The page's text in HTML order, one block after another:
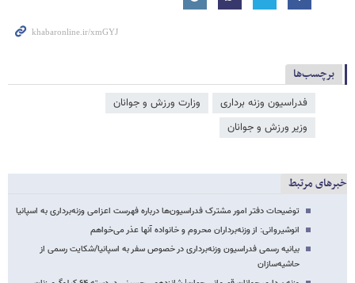
برچسب‌ها
فدراسیون وزنه برداری
وزارت ورزش و جوانان
وزیر ورزش و جوانان
خبرهای مرتبط
توضیحات دفتر امور مشترک فدراسیون‌ها درباره فهرست اعزامی وزنه‌برداری به اسپانیا
انوشیروانی: از وزنه‌برداران محروم و خانواده آنها عذر می‌خواهم
بیانیه رسمی فدراسیون وزنه‌برداری در خصوص سفر به اسپانیا/شکایت رسمی از
حاشیه‌سازان